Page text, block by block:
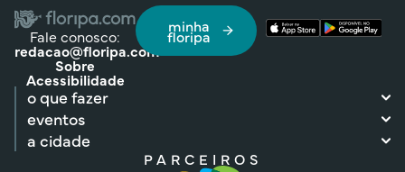
Fale conosco:
redacao@floripa.com
Sobre
Acessibilidade
minha
floripa
o que fazer
eventos
a cidade
PARCEIROS